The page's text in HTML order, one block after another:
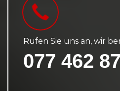
Rufen Sie uns an, wir
077 462